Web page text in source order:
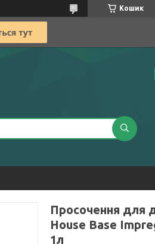
Кошик
Просочення для
House Base
1л